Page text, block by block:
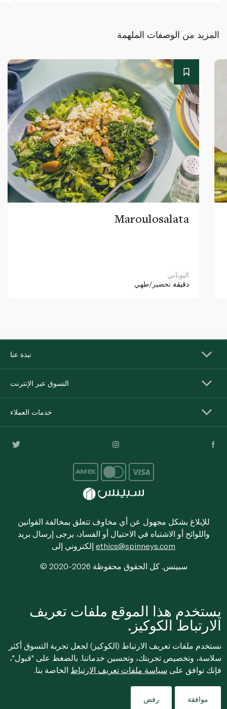
المزيد من الوصفات الملهمة
Maroulosalata
اليوناني
دقيقة تحضير/طهي
نبذة عنا
التسوق عبر الإنترنت
خدمات العملاء
للإبلاغ بشكل مجهول عن أي مخاوف تتعلق بمخالفة القوانين
واللوائح أو الاشتباه في الاحتيال أو الفساد، يرجى إرسال بريد
ethics@spinneys.com
© 2020-2026 سبينس. كل الحقوق محفوظة
يستخدم هذا الموقع ملفات تعريف
الارتباط الكوكيز.
نستخدم ملفات تعريف الارتباط (الكوكيز) لجعل تجربة التسوق أكثر
سلاسة، وتخصيص تجربتك، وتحسين خدماتنا. بالضغط على "قبول"،
فإنك توافق على سياسة ملفات تعريف الارتباط الخاصة بنا.
موافقة رفض